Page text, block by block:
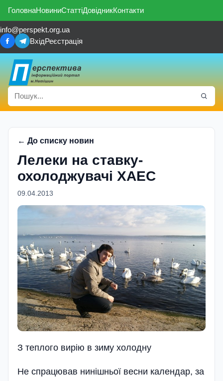
ГоловнаНовиниСтаттіДовідникКонтакти
info@perspekt.org.ua
ВхідРеєстрація
← До списку новин
Лелеки на ставку-
охолоджувачі ХАЕС
09.04.2013
З теплого вирію в зиму холодну
Не спрацював нинішньої весни календар, за